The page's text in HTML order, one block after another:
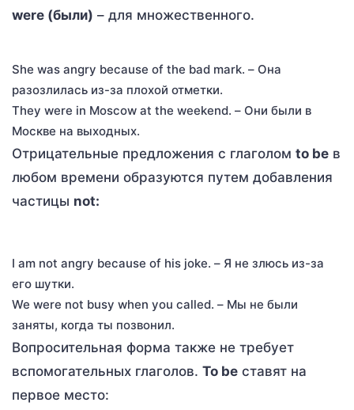
were (были) – для множественного.
She was angry because of the bad mark. – Она
разозлилась из-за плохой отметки.
They were in Moscow at the weekend. – Они были в
Москве на выходных.
Отрицательные предложения с глаголом to be в
любом времени образуются путем добавления
частицы not:
I am not angry because of his joke. – Я не злюсь из-за
его шутки.
We were not busy when you called. – Мы не были
заняты, когда ты позвонил.
Вопросительная форма также не требует
вспомогательных глаголов. To be ставят на
первое место: